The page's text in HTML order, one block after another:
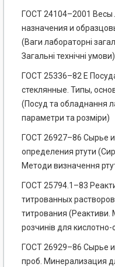
ГОСТ 24104–2001
назначения и
(Ваги лабораторні
Загальні технічні умови)
ГОСТ 25336–82 Е
стеклянные. Типы,
(Посуд та обладнання
параметри та розміри)
ГОСТ 26927–86 Сырье
определения ртути
Методи визначення
ГОСТ 25794.1–83
титрованных
титрования (Реактиви.
розчинів для
ГОСТ 26929–86 Сырье
проб. Минерализация